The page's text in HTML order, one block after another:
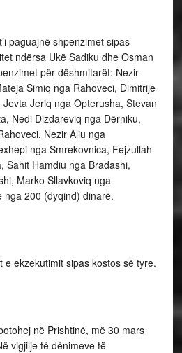
paguajnë shpenzimet sipas
ndërsa Ukë Sadiku dhe Osman
për dëshmitarët: Nezir
Simiq nga Rahoveci, Dimitrije
Jeriq nga Opterusha, Stevan
Nedi Dizdareviq nga Dërniku,
Nezir Aliu nga
nga Smrekovnica, Fejzullah
Sahit Hamdiu nga Bradashi,
Marko Sllavkoviq nga
nga 200 (dyqind) dinarë.
e ek­ze­kutimit sipas kostos së tyre.
në Prishtinë, më 30 mars
vigjilje të dënimeve të